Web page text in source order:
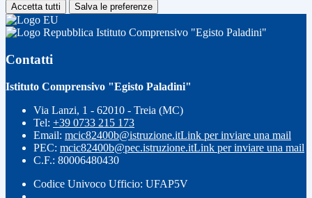
Accetta tutti Salva le preferenze
Istituto Comprensivo "Egisto Paladini"
Contatti
Istituto Comprensivo "Egisto Paladini"
Via Lanzi, 1 - 62010 - Treia (MC)
Tel: +39 0733 215 173
Email: mcic82400b@istruzione.itLink per inviare una mail
PEC: mcic82400b@pec.istruzione.itLink per inviare una mail
C.F.: 80006480430
Codice Univoco Ufficio: UFAP5V